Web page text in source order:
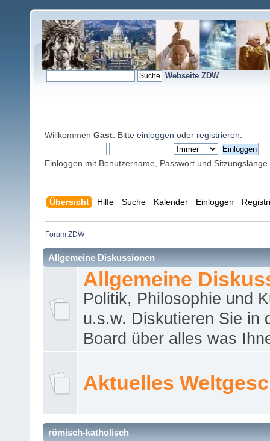
Webseite ZDW
Willkommen Gast . Bitte einloggen oder registrieren
Einloggen mit Benutzername, Passwort und Sitzungslänge
Übersicht Hilfe Suche Kalender Einloggen
Forum ZDW
Allgemeine Diskussionen
Allgemeine
Politik, Philosophie und
u.s.w. Diskutieren Sie in
Board über alles was
Aktuelles
römisch-katholisch